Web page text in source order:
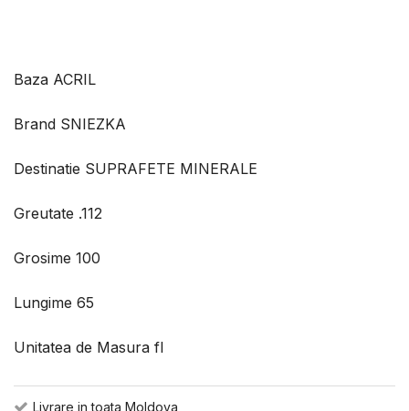
Baza ACRIL
Brand SNIEZKA
Destinatie SUPRAFETE MINERALE
Greutate .112
Grosime 100
Lungime 65
Unitatea de Masura fl
Livrare in toata Moldova